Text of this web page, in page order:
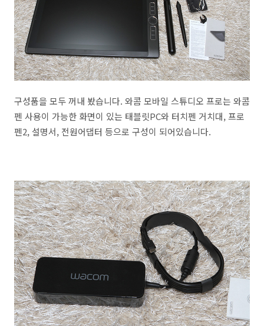
구성품을 모두 꺼내 봤습니다. 와콤 모바일 스튜디오 프로는 와콤
펜 사용이 가능한 화면이 있는 태블릿PC와 터치펜 거치대, 프로
펜2, 설명서, 전원어댑터 등으로 구성이 되어있습니다.